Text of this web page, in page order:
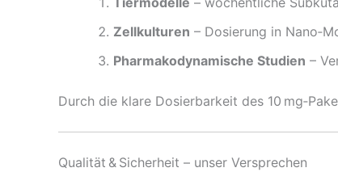
Zellkulturen – Dosierung in
Pharmakodynamische Studien –
Durch die klare Dosierbarkeit des 10
Qualität & Sicherheit – unser Versprechen